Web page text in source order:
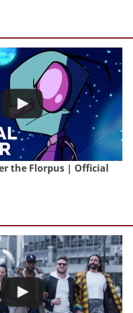
the Florpus | Official